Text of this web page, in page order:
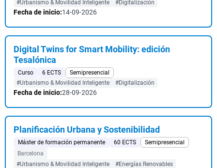
#Urbanismo & Movilidad Inteligente
#Digitalización
Fecha de inicio:14-09-2026
Digital Twins for Smart Mobility: edición
Tesalónica
Curso 6 ECTS
Semipresencial
#Urbanismo & Movilidad Inteligente
#Digitalización
Fecha de inicio:28-09-2026
Planificación Urbana y Sostenibilidad
Máster de formación permanente 60 ECTS
Semipresencial
Barcelona
#Urbanismo & Movilidad Inteligente
#Energías Renovables